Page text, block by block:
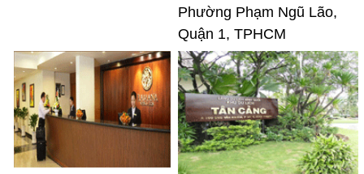
Phường Phạm Ngũ Lão,
Quận 1, TPHCM